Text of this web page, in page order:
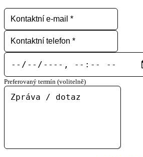
Preferovaný termín (volitelně)